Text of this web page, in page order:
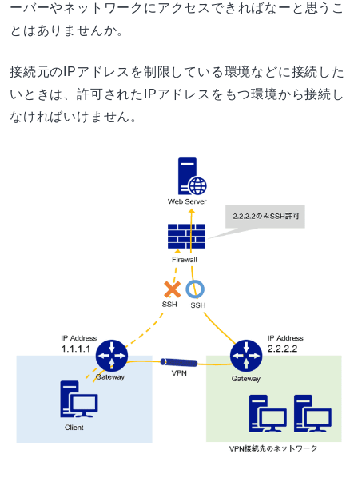
ーバーやネットワークにアクセスできればなーと思うこ
とはありませんか。
接続元のIPアドレスを制限している環境などに接続した
いときは、許可されたIPアドレスをもつ環境から接続し
なければいけません。